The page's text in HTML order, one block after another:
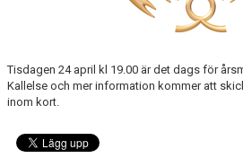
KLUBBSHOPPEN
KALENDER
Tisdagen 24 april kl 19.00 är det dags för
Kallelse och mer information kommer att
inom kort.